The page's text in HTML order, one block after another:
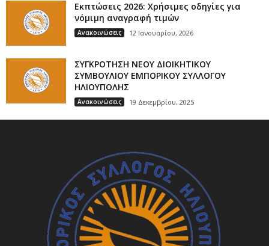
Εκπτώσεις 2026: Χρήσιμες οδηγίες για
νόμιμη αναγραφή τιμών
Ανακοινώσεις 12 Ιανουαρίου, 2026
ΣΥΓΚΡΟΤΗΣΗ ΝΕΟΥ ΔΙΟΙΚΗΤΙΚΟΥ
ΣΥΜΒΟΥΛΙΟΥ ΕΜΠΟΡΙΚΟΥ ΣΥΛΛΟΓΟΥ
ΗΛΙΟΥΠΟΛΗΣ
Ανακοινώσεις 19 Δεκεμβρίου, 2025